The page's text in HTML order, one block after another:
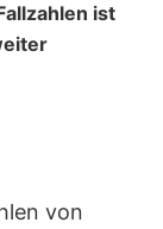
ist
von